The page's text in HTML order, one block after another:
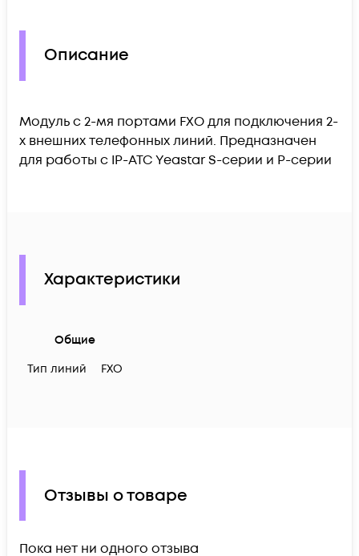
Описание
Модуль с 2-мя портами FXO для подключения 2-
х внешних телефонных линий. Предназначен
для работы с IP-АТС Yeastar S-серии и P-серии
Характеристики
Общие
Тип линий
FXO
Отзывы о товаре
Пока нет ни одного отзыва